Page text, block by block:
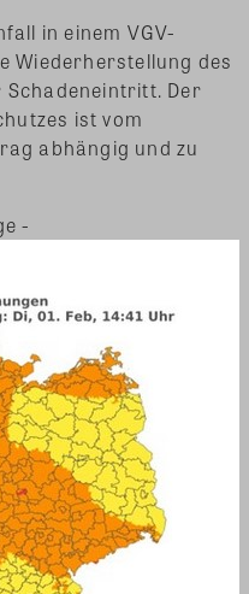
in einem VGV-
Wiederherstellung des
Der
ist vom
abhängig und zu
-